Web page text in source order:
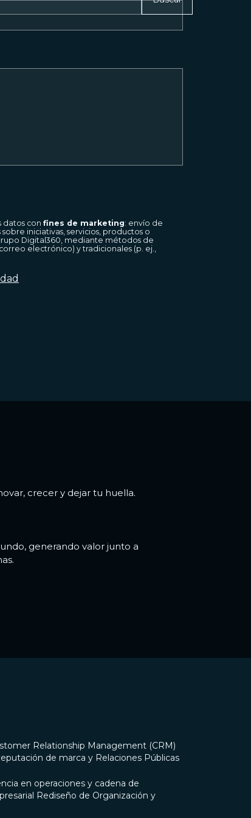
datos con fines de marketing: envío de
iniciativas, servicios, productos o
Digital360, mediante métodos de
electrónico) y tradicionales (p. ej.,
crecer y dejar tu huella.
generando valor junto a
Relationship Management (CRM)
de marca y Relaciones Públicas
en operaciones y cadena de
Rediseño de Organización y